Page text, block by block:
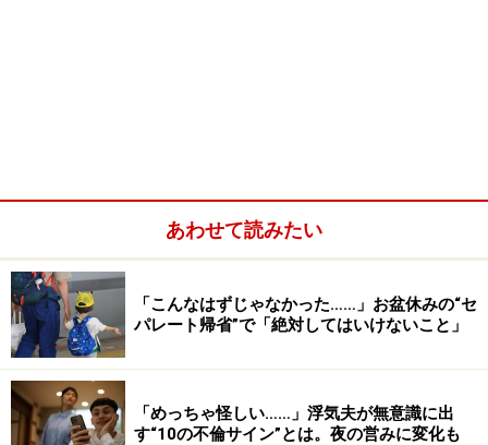
あわせて読みたい
「こんなはずじゃなかった……」お盆休みの“セ
パレート帰省”で「絶対してはいけないこと」
「めっちゃ怪しい……」浮気夫が無意識に出
す“10の不倫サイン”とは。夜の営みに変化も